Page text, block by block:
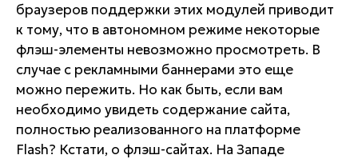
браузеров поддержки этих модулей приводит
к тому, что в автономном режиме некоторые
флэш-элементы невозможно просмотреть. В
случае с рекламными баннерами это еще
можно пережить. Но как быть, если вам
необходимо увидеть содержание сайта,
полностью реализованного на платформе
Flash? Кстати, о флэш-сайтах. На Западе